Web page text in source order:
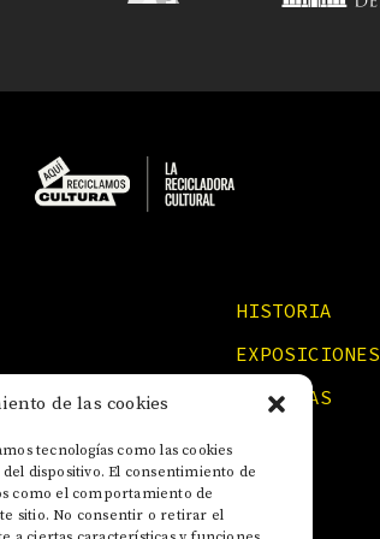
de las cookies
tecnologías como las cookies
dispositivo. El consentimiento de
como el comportamiento de
sitio. No consentir o retirar el
HISTORIA
EXPOSICIONES
NOTICIAS